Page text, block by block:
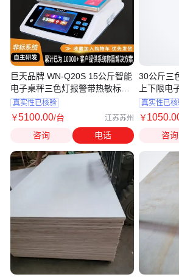
巨天品牌 WN-Q20S 15公斤智能
电子桌秤三色灯报警带热敏标签
打印
真实性已核验
￥5100.00/台 江苏苏州
咨询 电话
30公斤三
上下限电
子称
真实性已
￥1050
咨询